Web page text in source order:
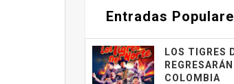
Entradas
LOS TIGRES
COLOMBIA